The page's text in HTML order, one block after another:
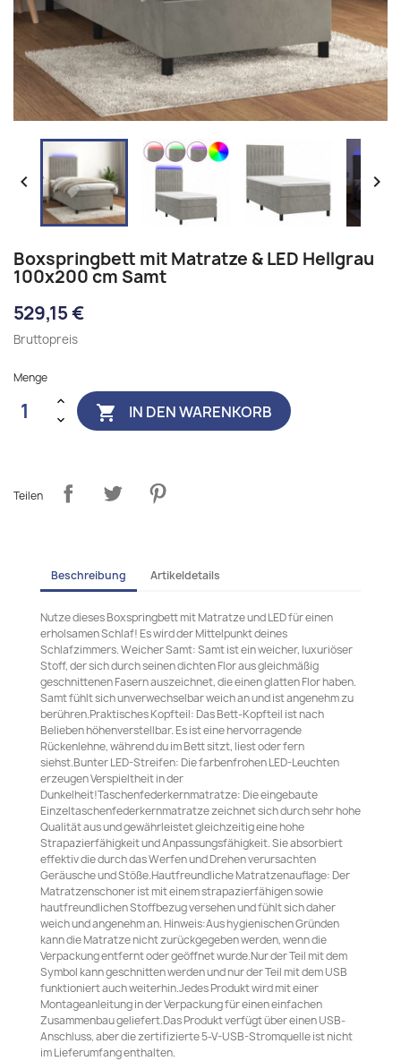
 
Boxspringbett mit Matratze & LED Hellgrau
100x200 cm Samt
529,15 €
Bruttopreis
Menge
 IN DEN WARENKORB
Teilen
Beschreibung Artikeldetails
Nutze dieses Boxspringbett mit Matratze und LED für einen
erholsamen Schlaf! Es wird der Mittelpunkt deines
Schlafzimmers. Weicher Samt: Samt ist ein weicher, luxuriöser
Stoff, der sich durch seinen dichten Flor aus gleichmäßig
geschnittenen Fasern auszeichnet, die einen glatten Flor haben.
Samt fühlt sich unverwechselbar weich an und ist angenehm zu
berühren.Praktisches Kopfteil: Das Bett-Kopfteil ist nach
Belieben höhenverstellbar. Es ist eine hervorragende
Rückenlehne, während du im Bett sitzt, liest oder fern
siehst.Bunter LED-Streifen: Die farbenfrohen LED-Leuchten
erzeugen Verspieltheit in der
Dunkelheit!Taschenfederkernmatratze: Die eingebaute
Einzeltaschenfederkernmatratze zeichnet sich durch sehr hohe
Qualität aus und gewährleistet gleichzeitig eine hohe
Strapazierfähigkeit und Anpassungsfähigkeit. Sie absorbiert
effektiv die durch das Werfen und Drehen verursachten
Geräusche und Stöße.Hautfreundliche Matratzenauflage: Der
Matratzenschoner ist mit einem strapazierfähigen sowie
hautfreundlichen Stoffbezug versehen und fühlt sich daher
weich und angenehm an. Hinweis:Aus hygienischen Gründen
kann die Matratze nicht zurückgegeben werden, wenn die
Verpackung entfernt oder geöffnet wurde.Nur der Teil mit dem
Symbol kann geschnitten werden und nur der Teil mit dem USB
funktioniert auch weiterhin.Jedes Produkt wird mit einer
Montageanleitung in der Verpackung für einen einfachen
Zusammenbau geliefert.Das Produkt verfügt über einen USB-
Anschluss, aber die zertifizierte 5-V-USB-Stromquelle ist nicht
im Lieferumfang enthalten.